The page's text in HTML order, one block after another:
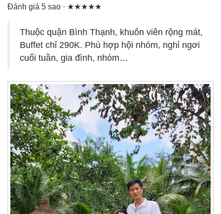
Đánh giá 5 sao · ★★★★★
Thuộc quận Bình Thạnh, khuôn viên rộng mát,
Buffet chỉ 290K. Phù hợp hội nhóm, nghỉ ngơi
cuối tuần, gia đình, nhóm…